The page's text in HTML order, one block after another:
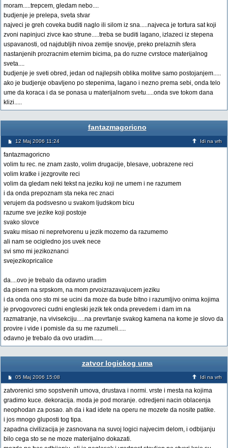
moram.....trepcem, gledam nebo....
budjenje je prelepa, sveta stvar
najveci je greh coveka buditi naglo ili silom iz sna.....najveca je tortura sat koji
zvoni napinjuci zivce kao strune.....treba se buditi lagano, izlazeci iz stepena
uspavanosti, od najdubljih nivoa zemlje snovije, preko prelaznih sfera
nastanjenih prozracnim eternim bicima, pa do ruzne cvrstoce materijalnog
sveta....
budjenje je sveti obred, jedan od najlepsih oblika molitve samo postojanjem.....
ako je budjenje obavljeno po stepenima, lagano i nezno prema sebi, onda telo
ume da koraca i da se ponasa u materijalnom svetu.....onda sve tokom dana
klizi.....
fantazmagoricno
12 Maj 2006 11:24 Idi na vrh
fantazmagoricno
volim tu rec. ne znam zasto, volim drugacije, blesave, uobrazene reci
volim kratke i jezgrovite reci
volim da gledam neki tekst na jeziku koji ne umem i ne razumem
i da onda prepoznam sta neka rec znaci
verujem da podsvesno u svakom ljudskom bicu
razume sve jezike koji postoje
svako slovce
svaku misao ni nepretvorenu u jezik mozemo da razumemo
ali nam se ocigledno jos uvek nece
svi smo mi jezikoznanci
svejezikopricalice
da....ovo je trebalo da odavno uradim
da pisem na srpskom, na mom prvoizrazavajucem jeziku
i da onda ono sto mi se ucini da moze da bude bitno i razumljivo onima kojima
je prvogovoreci cudni engleski jezik tek onda prevedem i dam im na
razmatranje, na vivisekciju.....na prevrtanje svakog kamena na kome je slovo da
provire i vide i pomisle da su me razumeli.....
odavno je trebalo da ovo uradim......
zatvor logickog uma
05 Maj 2006 15:08 Idi na vrh
zatvorenici smo sopstvenih umova, drustava i normi. vrste i mesta na kojima
gradimo kuce. dekoracija. moda je pod moranje. odredjeni nacin oblacenja
neophodan za posao. ah da i kad idete na operu ne mozete da nosite patike.
i jos mnogo gluposti tog tipa.
zapadna civilizacija je zasnovana na suvoj logici najvecim delom, i odbijanju
bilo cega sto se ne moze materijalno dokazati.